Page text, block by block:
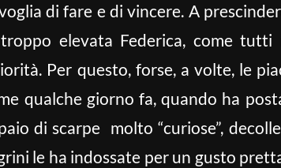
di fare e di vincere. A
elevata Federica, come tutti
Per questo, forse, a volte, le
qualche giorno fa, quando ha
di scarpe molto “curiose”,
le ha indossate per un gusto